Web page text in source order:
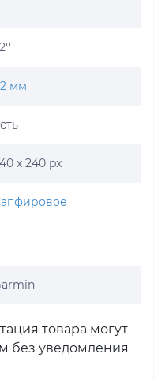
мм
x 240 px
товара могут
без уведомления